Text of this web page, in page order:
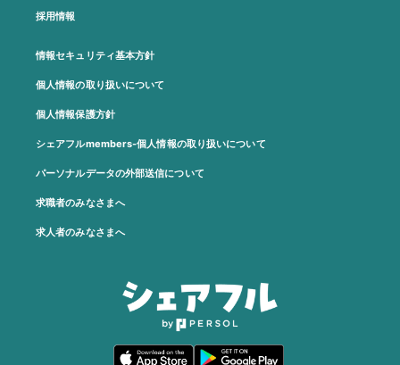
採用情報
情報セキュリティ基本方針
個人情報の取り扱いについて
個人情報保護方針
シェアフルmembers-個人情報の取り扱いについて
パーソナルデータの外部送信について
求職者のみなさまへ
求人者のみなさまへ